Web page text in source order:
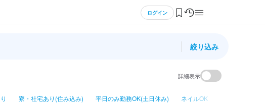
ログイン
絞り込み
詳細表示
寮・社宅あり(住み込み) 平日のみ勤務OK(土日休み) ネイルOK